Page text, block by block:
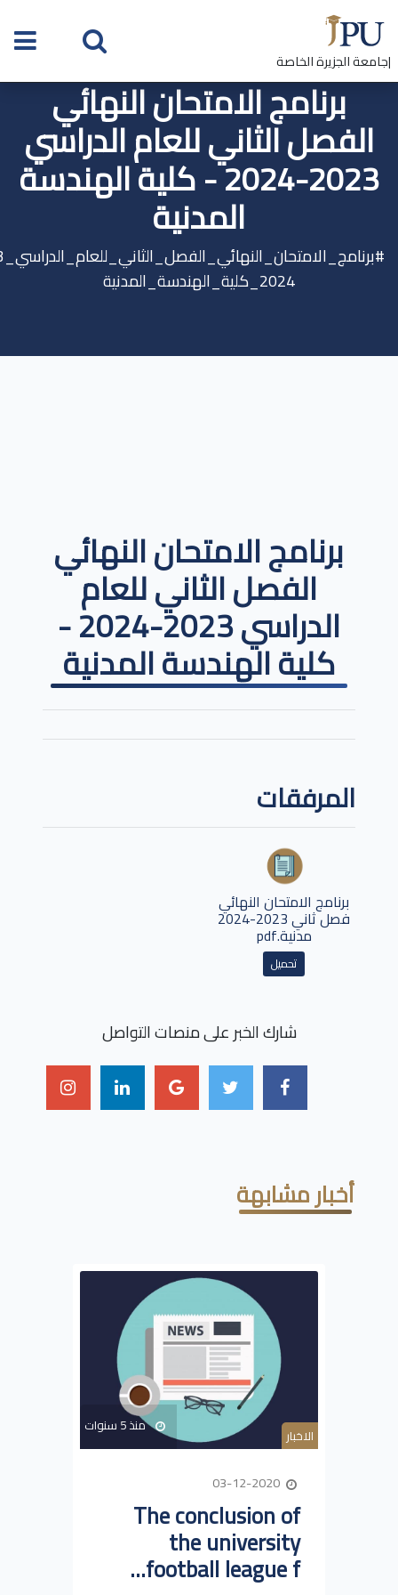
|جامعة الجزيرة الخاصة
برنامج الامتحان النهائي
الفصل الثاني للعام الدراسي
2023-2024 - كلية الهندسة
المدنية
2024_كلية_الهندسة_المدنية
برنامج الامتحان النهائي
الفصل الثاني للعام
الدراسي 2023-2024 -
كلية الهندسة المدنية
المرفقات
برنامج الامتحان النهائي
فصل ثاني 2023-2024
مدنية.pdf
تحميل
شارك الخبر على منصات التواصل
أخبار مشابهة
الاخبار منذ 5 سنوات
The conclusion of
the university
football league f...